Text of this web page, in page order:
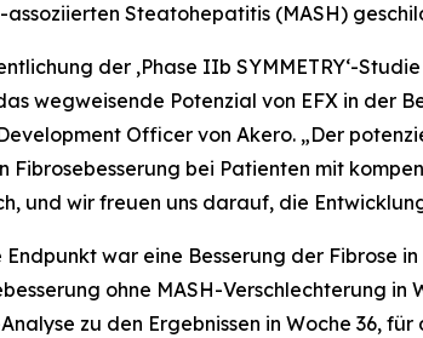
assoziierten Steatohepatitis (MASH)
der ,Phase IIb SYMMETRY‘-
wegweisende Potenzial von EFX in der
Officer von Akero. „Der
Fibrosebesserung bei Patienten mit
und wir freuen uns darauf, die
Endpunkt war eine Besserung der Fibrose
ohne MASH-Verschlechterung
zu den Ergebnissen in Woche 36,